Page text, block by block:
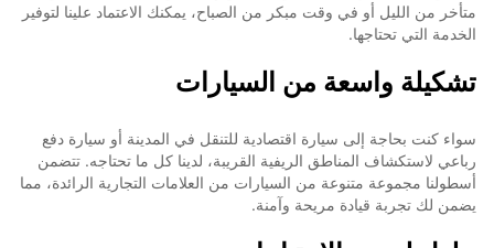
متأخر من الليل أو في وقت مبكر من الصباح، يمكنك الاعتماد علينا لتوفير
الخدمة التي تحتاجها.
تشكيلة واسعة من السيارات
سواء كنت بحاجة إلى سيارة اقتصادية للتنقل في المدينة أو سيارة دفع
رباعي لاستكشاف المناطق الريفية القريبة، لدينا كل ما تحتاجه. تتضمن
أسطولنا مجموعة متنوعة من السيارات من العلامات التجارية الرائدة، مما
يضمن لك تجربة قيادة مريحة وآمنة.